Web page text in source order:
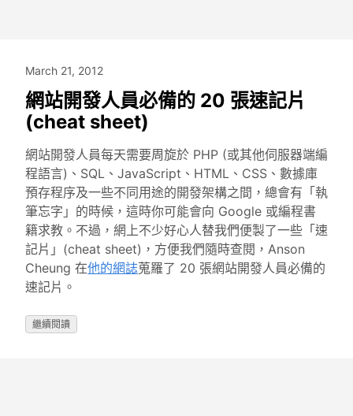
March 21, 2012
網站開發人員必備的 20 張速記片
(cheat sheet)
網站開發人員每天需要周旋於 PHP (或其他伺服器端編
程語言)、SQL、JavaScript、HTML、CSS、數據庫
預存程序及一些不同用途的開發架構之間，總會有「執
筆忘字」的時候，這時你可能會向 Google 或編程書
籍求教。不過，網上不少好心人替我們便製了一些「速
記片」(cheat sheet)，方便我們隨時查閱，Anson
Cheung 在他的網誌蒐羅了 20 張網站開發人員必備的
速記片。
繼續閱讀